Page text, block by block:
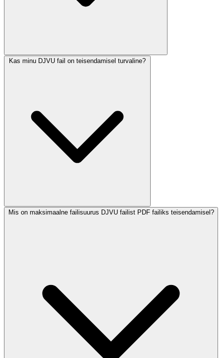
Kas minu DJVU fail on teisendamisel turvaline?
Mis on maksimaalne failisuurus DJVU failist PDF failiks teisendamisel?